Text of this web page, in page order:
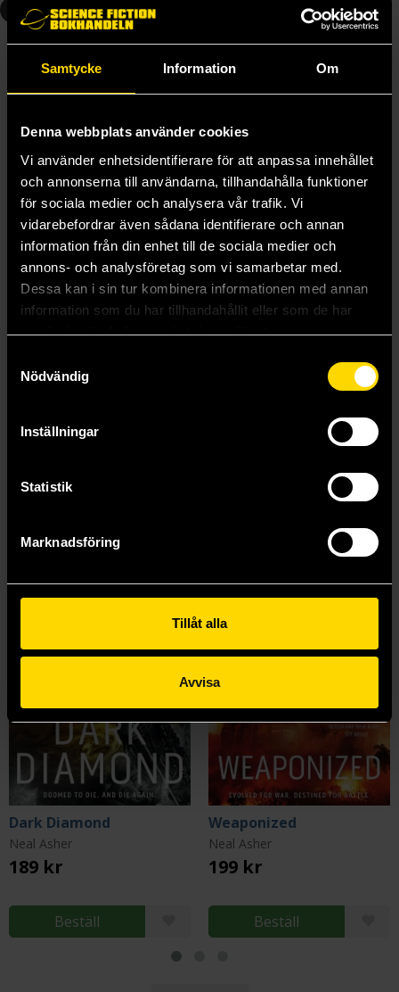
Samtycke Information Om
Denna webbplats använder cookies
Vi använder enhetsidentifierare för att anpassa innehållet
och annonserna till användarna, tillhandahålla funktioner
för sociala medier och analysera vår trafik. Vi
vidarebefordrar även sådana identifierare och annan
information från din enhet till de sociala medier och
annons- och analysföretag som vi samarbetar med.
Dessa kan i sin tur kombinera informationen med annan
information som du har tillhandahållit eller som de har
samlat in när du har använt deras tjänster.
Nödvändig
Inställningar
Statistik
Marknadsföring
Tillåt alla
Avvisa
Dark Diamond
Neal Asher
259 kr
Beställ
Dark Diamond
Neal Asher
189 kr
Beställ
Weaponized
Neal Asher
199 kr
Beställ